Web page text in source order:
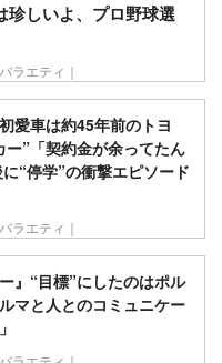
珍しいよ、プロ野球選
ラエティ｜
愛車は約45年前のトヨ
ー”「契約金が余ってたん
“停学”の衝撃エピソード
ラエティ｜
』“目標”にしたのはポル
マと人とのコミュニケー